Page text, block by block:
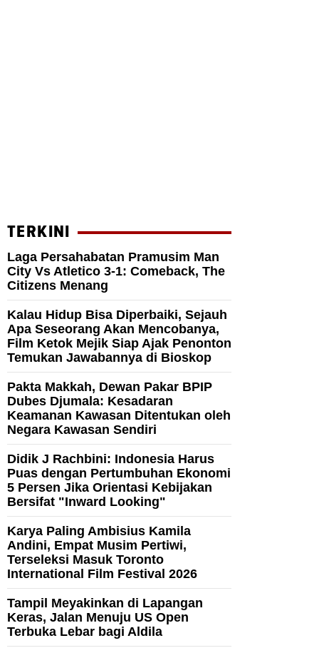
TERKINI
Laga Persahabatan Pramusim Man
City Vs Atletico 3-1: Comeback, The
Citizens Menang
Kalau Hidup Bisa Diperbaiki, Sejauh
Apa Seseorang Akan Mencobanya,
Film Ketok Mejik Siap Ajak Penonton
Temukan Jawabannya di Bioskop
Pakta Makkah, Dewan Pakar BPIP
Dubes Djumala: Kesadaran
Keamanan Kawasan Ditentukan oleh
Negara Kawasan Sendiri
Didik J Rachbini: Indonesia Harus
Puas dengan Pertumbuhan Ekonomi
5 Persen Jika Orientasi Kebijakan
Bersifat "Inward Looking"
Karya Paling Ambisius Kamila
Andini, Empat Musim Pertiwi,
Terseleksi Masuk Toronto
International Film Festival 2026
Tampil Meyakinkan di Lapangan
Keras, Jalan Menuju US Open
Terbuka Lebar bagi Aldila